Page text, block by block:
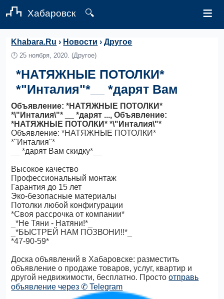
Хабаровск 🔍 ≡
Khabara.Ru › Новости ›Другое
🕛25 ноября, 2020. (Другое)
*НАТЯЖНЫЕ ПОТОЛКИ*
*"Инталия"*__ *дарят Вам
Объявление: *НАТЯЖНЫЕ ПОТОЛКИ*
*\"Инталия\"* __ *дарят ..., Объявление:
*НАТЯЖНЫЕ ПОТОЛКИ* *\"Инталия\"*
Объявление: *НАТЯЖНЫЕ ПОТОЛКИ*
*"Инталия"*
__ *дарят Вам скидку*__
Высокое качество
Профессиональный монтаж
Гарантия до 15 лет
Эко-безопасные материалы
Потолки любой конфигурации
*Своя рассрочка от компании*
_*Не Тяни - Натяни!*_
_*БЫСТРЕЙ НАМ ПОЗВОНИ!!*_
*47-90-59*
Доска объявлений в Хабаровске: разместить
объявление о продаже товаров, услуг, квартир и
другой недвижимости, бесплатно. Простоотправь
объявление через ✆ Telegram